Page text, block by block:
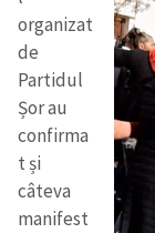
organizat
de
Partidul
Șor au
confirma
t și
câteva
manifest